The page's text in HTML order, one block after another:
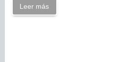
Leer más